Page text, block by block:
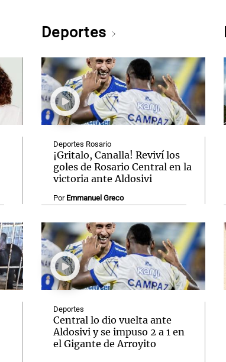
Deportes
Deportes Rosario
¡Gritalo, Canalla! Reviví los
goles de Rosario Central en la
victoria ante Aldosivi
Por Emmanuel Greco
Deportes
Central lo dio vuelta ante
Aldosivi y se impuso 2 a 1 en
el Gigante de ArroyitoNotas